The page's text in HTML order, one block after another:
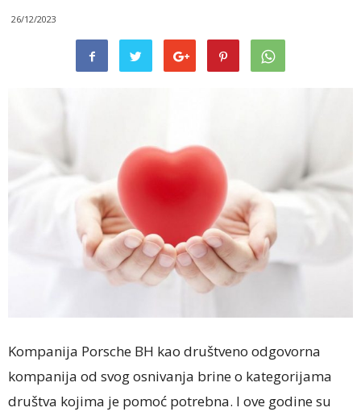
26/12/2023
Kompanija Porsche BH kao društveno odgovorna
kompanija od svog osnivanja brine o kategorijama
društva kojima je pomoć potrebna. I ove godine su